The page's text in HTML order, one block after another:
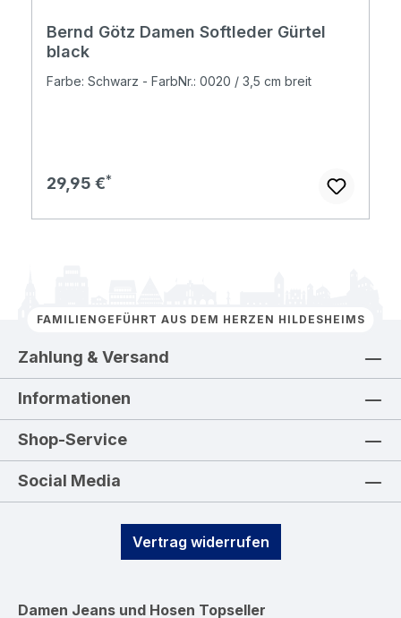
Bernd Götz Damen Softleder Gürtel
black
Farbe: Schwarz - FarbNr.: 0020 / 3,5 cm breit
Regulärer Preis:
29,95 €
FAMILIENGEFÜHRT AUS DEM HERZEN HILDESHEIMS
Zahlung & Versand
Informationen
Shop-Service
Social Media
Vertrag widerrufen
Damen Jeans und Hosen Topseller